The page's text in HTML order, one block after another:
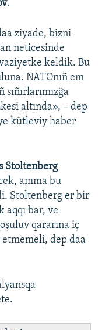
.
ziyade, bizni
neticesinde
vaziyetke keldik. Bu
NATOnıñ em
altında», – dep
kütleviy haber
Stoltenberg
amma bu
Stoltenberg er bir
bar, ve
qararına iç
dep daa